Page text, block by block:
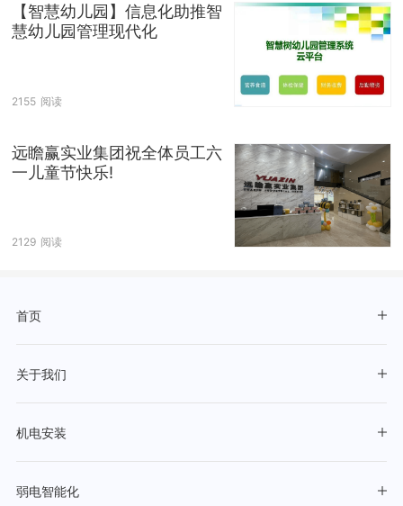
【智慧幼儿园】信息化助推智
慧幼儿园管理现代化
2155 阅读
远瞻赢实业集团祝全体员工六
一儿童节快乐!
2129 阅读
首页
关于我们
机电安装
弱电智能化